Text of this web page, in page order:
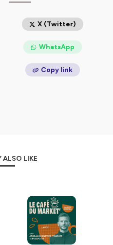
☕
le Podcast du marketing ou
préféré !
à retrouversur mon
marketing, lead
sociaux, marketing ops,
podcast marketing,
ausha.co/politique-de-
X (Twitter)
WhatsApp
Copy link
ALSO LIKE